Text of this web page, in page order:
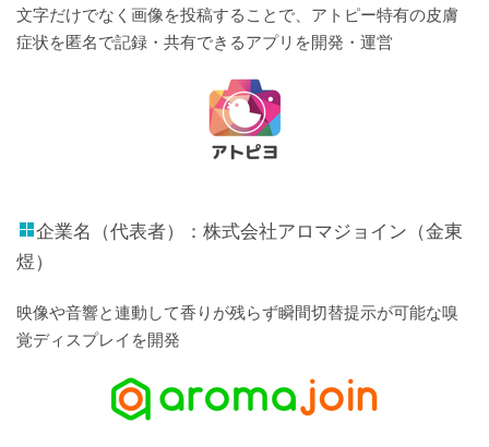
文字だけでなく画像を投稿することで、アトピー特有の皮膚
症状を匿名で記録・共有できるアプリを開発・運営
企業名（代表者）：株式会社アロマジョイン（金東
煜）
映像や音響と連動して香りが残らず瞬間切替提示が可能な嗅
覚ディスプレイを開発